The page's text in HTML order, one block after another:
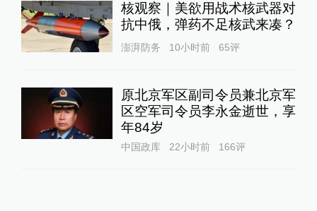
核观察｜美欲用战术核武器对
抗中俄，弹药不足核武来凑？
澎湃防务 10小时前 65评
原北京军区副司令员兼北京军
区空军司令员李永金逝世，享
年84岁
中国政库 22小时前 166评